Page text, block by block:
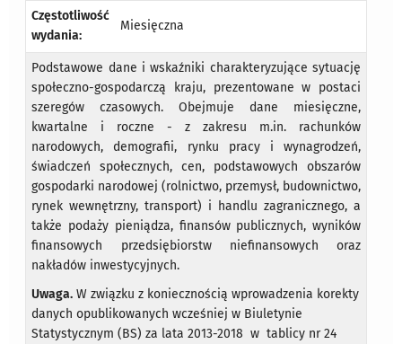
Częstotliwość
wydania:
Miesięczna
Podstawowe dane i wskaźniki charakteryzujące sytuację
społeczno-gospodarczą kraju, prezentowane w postaci
szeregów czasowych. Obejmuje dane miesięczne,
kwartalne i roczne - z zakresu m.in. rachunków
narodowych, demografii, rynku pracy i wynagrodzeń,
świadczeń społecznych, cen, podstawowych obszarów
gospodarki narodowej (rolnictwo, przemysł, budownictwo,
rynek wewnętrzny, transport) i handlu zagranicznego, a
także podaży pieniądza, finansów publicznych, wyników
finansowych przedsiębiorstw niefinansowych oraz
nakładów inwestycyjnych.
Uwaga. W związku z koniecznością wprowadzenia korekty
danych opublikowanych wcześniej w Biuletynie
Statystycznym (BS) za lata 2013-2018 w tablicy nr 24